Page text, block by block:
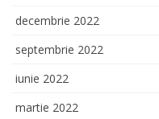
decembrie 2022
septembrie 2022
iunie 2022
martie 2022